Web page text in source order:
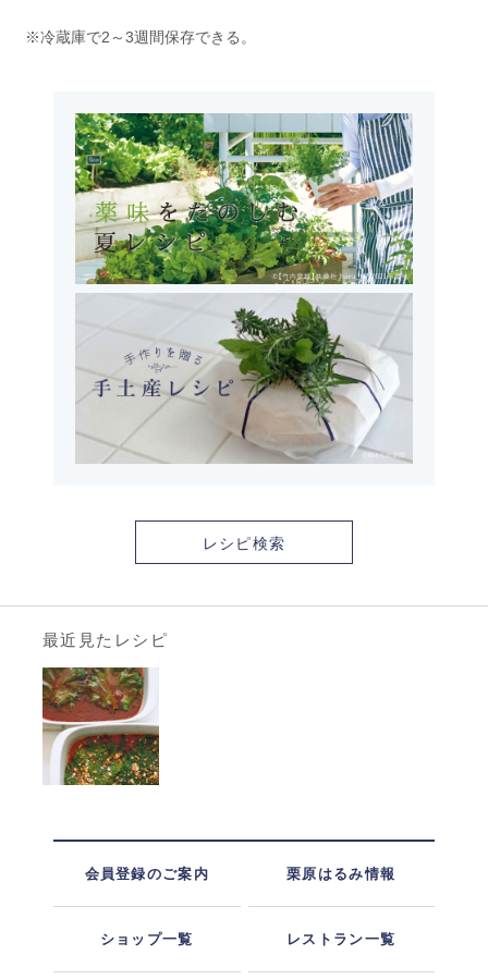
※冷蔵庫で2～3週間保存できる。
レシピ検索
最近見たレシピ
会員登録のご案内 栗原はるみ情報
ショップ一覧 レストラン一覧